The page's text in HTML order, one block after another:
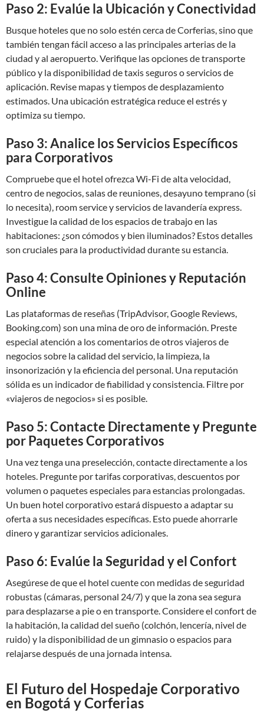
Paso 2: Evalúe la Ubicación y Conectividad
Busque hoteles que no solo estén cerca de Corferias, sino que
también tengan fácil acceso a las principales arterias de la
ciudad y al aeropuerto. Verifique las opciones de transporte
público y la disponibilidad de taxis seguros o servicios de
aplicación. Revise mapas y tiempos de desplazamiento
estimados. Una ubicación estratégica reduce el estrés y
optimiza su tiempo.
Paso 3: Analice los Servicios Específicos
para Corporativos
Compruebe que el hotel ofrezca Wi-Fi de alta velocidad,
centro de negocios, salas de reuniones, desayuno temprano (si
lo necesita), room service y servicios de lavandería express.
Investigue la calidad de los espacios de trabajo en las
habitaciones: ¿son cómodos y bien iluminados? Estos detalles
son cruciales para la productividad durante su estancia.
Paso 4: Consulte Opiniones y Reputación
Online
Las plataformas de reseñas (TripAdvisor, Google Reviews,
Booking.com) son una mina de oro de información. Preste
especial atención a los comentarios de otros viajeros de
negocios sobre la calidad del servicio, la limpieza, la
insonorización y la eficiencia del personal. Una reputación
sólida es un indicador de fiabilidad y consistencia. Filtre por
«viajeros de negocios» si es posible.
Paso 5: Contacte Directamente y Pregunte
por Paquetes Corporativos
Una vez tenga una preselección, contacte directamente a los
hoteles. Pregunte por tarifas corporativas, descuentos por
volumen o paquetes especiales para estancias prolongadas.
Un buen hotel corporativo estará dispuesto a adaptar su
oferta a sus necesidades específicas. Esto puede ahorrarle
dinero y garantizar servicios adicionales.
Paso 6: Evalúe la Seguridad y el Confort
Asegúrese de que el hotel cuente con medidas de seguridad
robustas (cámaras, personal 24/7) y que la zona sea segura
para desplazarse a pie o en transporte. Considere el confort de
la habitación, la calidad del sueño (colchón, lencería, nivel de
ruido) y la disponibilidad de un gimnasio o espacios para
relajarse después de una jornada intensa.
El Futuro del Hospedaje Corporativo
en Bogotá y Corferias